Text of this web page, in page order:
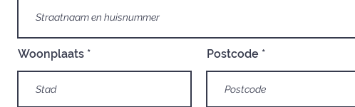
Woonplaats Postcode